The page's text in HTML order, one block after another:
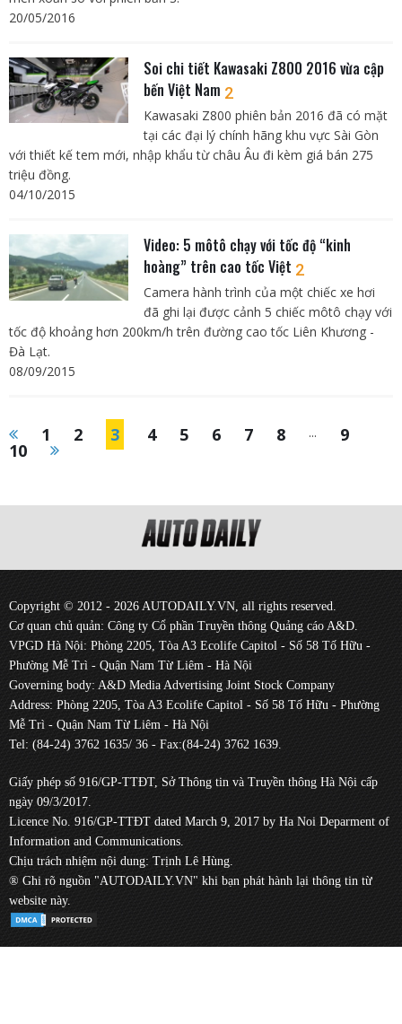
20/05/2016
Soi chi tiết Kawasaki Z800 2016 vừa cập
bến Việt Nam 2
Kawasaki Z800 phiên bản 2016 đã có mặt
tại các đại lý chính hãng khu vực Sài Gòn
với thiết kế tem mới, nhập khẩu từ châu Âu đi kèm giá bán 275
triệu đồng.
04/10/2015
Video: 5 môtô chạy với tốc độ “kinh
hoàng” trên cao tốc Việt 2
Camera hành trình của một chiếc xe hơi
đã ghi lại được cảnh 5 chiếc môtô chạy với
tốc độ khoảng hơn 200km/h trên đường cao tốc Liên Khương -
Đà Lạt.
08/09/2015
1 2 3 4 5 6 7 8 ... 9
10
Copyright © 2012 - 2026 AUTODAILY.VN, all rights reserved.
Cơ quan chủ quản: Công ty Cổ phần Truyền thông Quảng cáo A&D.
VPGD Hà Nội: Phòng 2205, Tòa A3 Ecolife Capitol - Số 58 Tố Hữu -
Phường Mễ Trì - Quận Nam Từ Liêm - Hà Nội
Governing body: A&D Media Advertising Joint Stock Company
Address: Phòng 2205, Tòa A3 Ecolife Capitol - Số 58 Tố Hữu - Phường
Mễ Trì - Quận Nam Từ Liêm - Hà Nội
Tel: (84-24) 3762 1635/ 36 - Fax:(84-24) 3762 1639.
Giấy phép số 916/GP-TTĐT, Sở Thông tin và Truyền thông Hà Nội cấp
ngày 09/3/2017.
Licence No. 916/GP-TTĐT dated March 9, 2017 by Ha Noi Deparment of
Information and Communications.
Chịu trách nhiệm nội dung: Trịnh Lê Hùng.
® Ghi rõ nguồn "AUTODAILY.VN" khi bạn phát hành lại thông tin từ
website này.